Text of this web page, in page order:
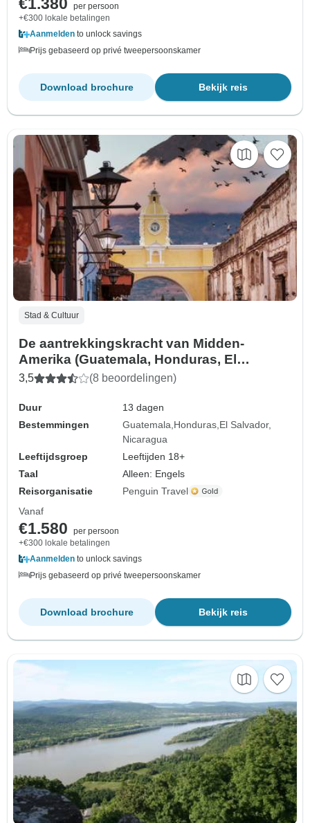
€1.380
per persoon
+€300 lokale betalingen
Aanmelden to unlock savings
Prijs gebaseerd op privé tweepersoonskamer
Bekijk reis
Download brochure
Stad & Cultuur
De aantrekkingskracht van Midden-
Amerika (Guatemala, Honduras, El
Salvador, Nicaragua)
3,5 (8 beoordelingen)
Duur
13 dagen
Bestemmingen
Guatemala Honduras El Salvador
Nicaragua
Leeftijdsgroep
Leeftijden 18+
Taal
Alleen: Engels
Reisorganisatie
Penguin Travel
Vanaf
€1.580
per persoon
+€300 lokale betalingen
Aanmelden to unlock savings
Prijs gebaseerd op privé tweepersoonskamer
Bekijk reis
Download brochure